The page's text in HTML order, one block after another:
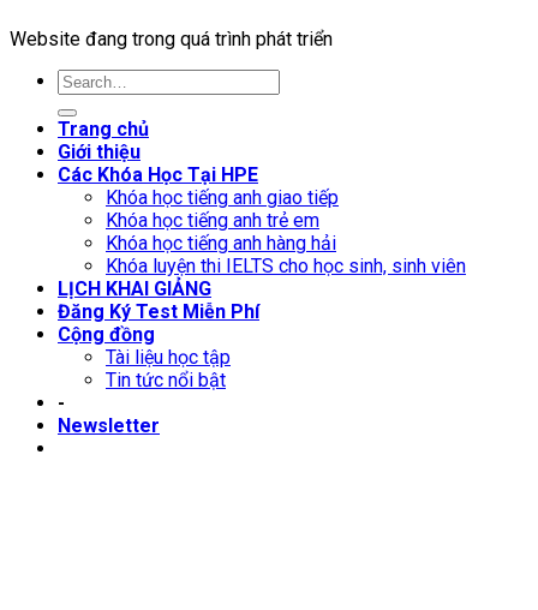
Website đang trong quá trình phát triển
Trang chủ
Giới thiệu
Các Khóa Học Tại HPE
Khóa học tiếng anh giao tiếp
Khóa học tiếng anh trẻ em
Khóa học tiếng anh hàng hải
Khóa luyện thi IELTS cho học sinh, sinh viên
LỊCH KHAI GIẢNG
Đăng Ký Test Miễn Phí
Cộng đồng
Tài liệu học tập
Tin tức nổi bật
-
Newsletter